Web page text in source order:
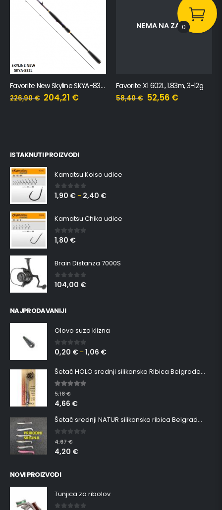
Favorite New Skyline SKYA-832L, 2.51m, 3-14g
226,90€ 204,21 €
NEMA NA ZALIHI
Favorite X1 602L, 1.83m, 3-12g
58,40€ 52,56 €
ISTAKNUTI PROIZVODI
Kamatsu Koiso udice
0 out of 5
1,90 € – 2,40 €
Kamatsu Chika udice
0 out of 5
1,80 €
Brain Distanza 7000S
0out of 5
104,00 €
NAJPRODAVANIJI
Olovo suza klizna
0 out of 5
0,20 € –1,06 €
Šetač HOLO srednji silikonska Ribica Belgrade Walker
5.00
5,18€
4,66 €
Šetač srednji NATUR silikonska ribica Belgrade Walker
0 out of 5
4,67€
4,20 €
NOVI PROIZVODI
Tunjica za ribolov
0